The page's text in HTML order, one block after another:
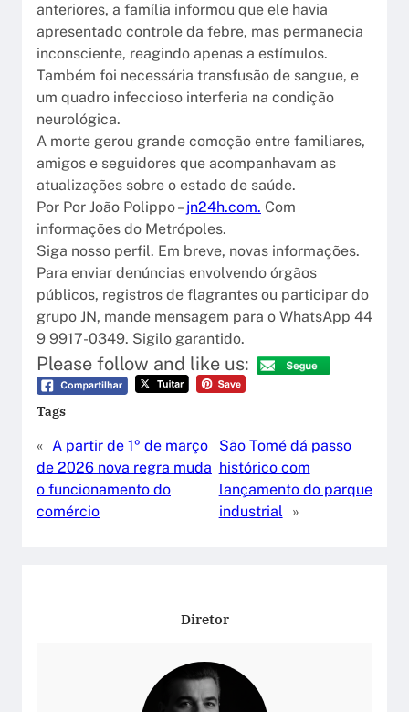
anteriores, a família informou que ele havia
apresentado controle da febre, mas permanecia
inconsciente, reagindo apenas a estímulos.
Também foi necessária transfusão de sangue, e
um quadro infeccioso interferia na condição
neurológica.
A morte gerou grande comoção entre familiares,
amigos e seguidores que acompanhavam as
atualizações sobre o estado de saúde.
Por Por João Polippo –jn24h.com. Com
informações do Metrópoles.
Siga nosso perfil. Em breve, novas informações.
Para enviar denúncias envolvendo órgãos
públicos, registros de flagrantes ou participar do
grupo JN, mande mensagem para o WhatsApp 44
9 9917-0349. Sigilo garantido.
Please follow and like us:
Tags
« A partir de 1º de março
de 2026 nova regra muda
o funcionamento do
comércio
São Tomé dá passo
histórico com
lançamento do parque
industrial
»
Diretor